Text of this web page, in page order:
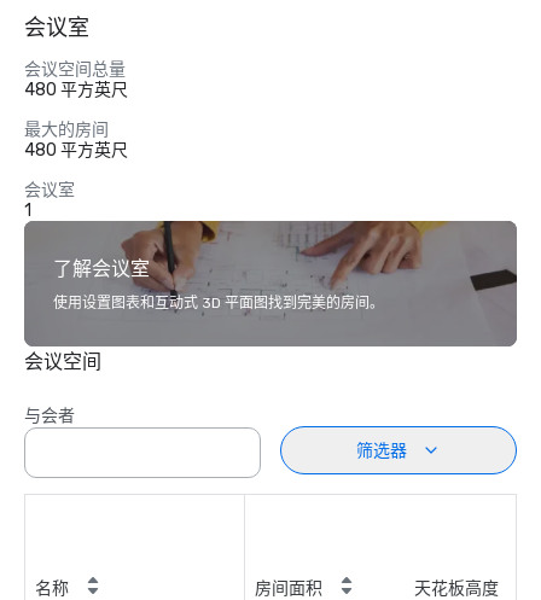
会议室
会议空间总量
480 平方英尺
最大的房间
480 平方英尺
会议室
1
了解会议室
使用设置图表和互动式 3D 平面图找到完美的房间。
会议空间
与会者
筛选器
名称 房间面积 天花板高度